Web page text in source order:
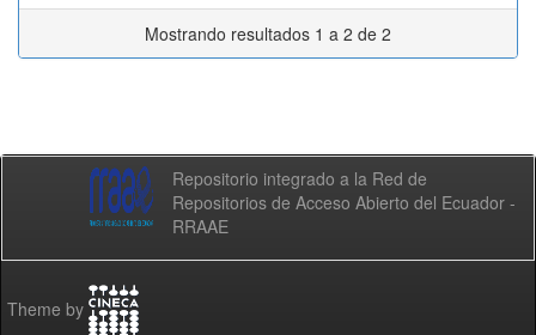
Mostrando resultados 1 a 2 de 2
Repositorio integrado a la Red de
Repositorios de Acceso Abierto del Ecuador -
RRAAE
Theme by